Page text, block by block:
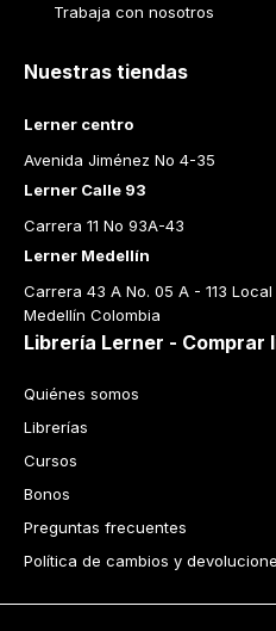
Trabaja con nosotros
Nuestras tiendas
Lerner centro
Avenida Jiménez No 4-35
Lerner Calle 93
Carrera 11 No 93A-43
Lerner Medellín
Carrera 43 A No. 05 A - 113
Medellín Colombia
Librería Lerner - Comprar
Quiénes somos
Librerías
Cursos
Bonos
Preguntas frecuentes
Política de cambios y